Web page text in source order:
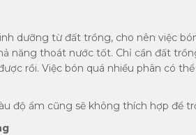
dưỡng từ đất trồng, cho nên việc
năng thoát nước tốt. Chỉ cần đất
rồi. Việc bón quá nhiều phân có
độ ẩm cũng sẽ không thích hợp để